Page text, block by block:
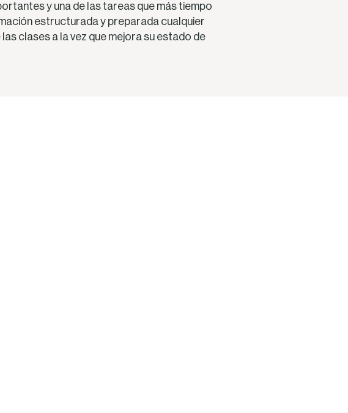
y una de las tareas que más tiempo
estructurada y preparada cualquier
clases a la vez que mejora su estado de